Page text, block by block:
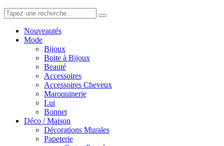
Nouveautés
Mode
Bijoux
Boite à Bijoux
Beauté
Accessoires
Accessoires Cheveux
Maroquinerie
Lui
Bonnet
Déco / Maison
Décorations Murales
Papeterie